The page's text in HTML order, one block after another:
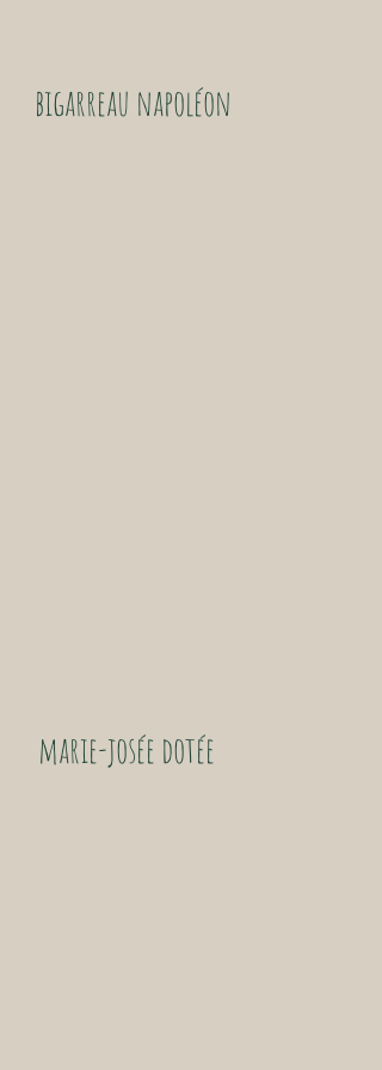
bigarreau napoléon
marie-josée dotée